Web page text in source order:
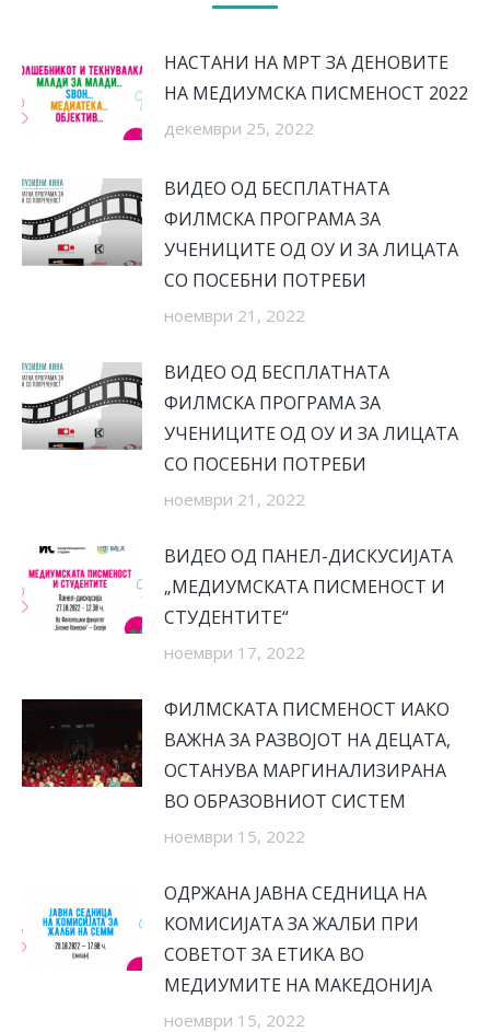
НАСТАНИ НА МРТ ЗА ДЕНОВИТЕ
НА МЕДИУМСКА ПИСМЕНОСТ 2022
декември 25, 2022
ВИДЕО ОД БЕСПЛАТНАТА
ФИЛМСКА ПРОГРАМА ЗА
УЧЕНИЦИТЕ ОД ОУ И ЗА ЛИЦАТА
СО ПОСЕБНИ ПОТРЕБИ
ноември 21, 2022
ВИДЕО ОД БЕСПЛАТНАТА
ФИЛМСКА ПРОГРАМА ЗА
УЧЕНИЦИТЕ ОД ОУ И ЗА ЛИЦАТА
СО ПОСЕБНИ ПОТРЕБИ
ноември 21, 2022
ВИДЕО ОД ПАНЕЛ-ДИСКУСИЈАТА
„МЕДИУМСКАТА ПИСМЕНОСТ И
СТУДЕНТИТЕ“
ноември 17, 2022
ФИЛМСКАТА ПИСМЕНОСТ ИАКО
ВАЖНА ЗА РАЗВОЈОТ НА ДЕЦАТА,
ОСТАНУВА МАРГИНАЛИЗИРАНА
ВО ОБРАЗОВНИОТ СИСТЕМ
ноември 15, 2022
OДРЖАНА ЈАВНА СЕДНИЦА НА
КОМИСИЈАТА ЗА ЖАЛБИ ПРИ
СОВЕТОТ ЗА ЕТИКА ВО
МЕДИУМИТЕ НА МАКЕДОНИЈА
ноември 15, 2022